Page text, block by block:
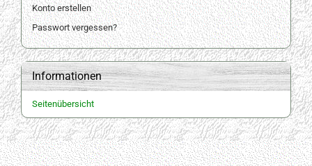
Konto erstellen
Passwort vergessen?
Informationen
Seitenübersicht